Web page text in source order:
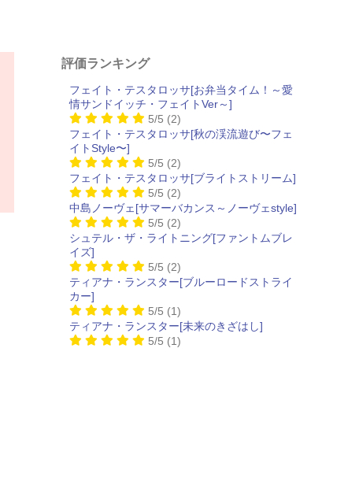
評価ランキング
フェイト・テスタロッサ[お弁当タイム！～愛
情サンドイッチ・フェイトVer～]
5/5 (2)
フェイト・テスタロッサ[秋の渓流遊び〜フェ
イトStyle〜]
5/5 (2)
フェイト・テスタロッサ[ブライトストリーム]
5/5 (2)
中島ノーヴェ[サマーバカンス～ノーヴェstyle]
5/5 (2)
シュテル・ザ・ライトニング[ファントムブレ
イズ]
5/5 (2)
ティアナ・ランスター[ブルーロードストライ
カー]
5/5 (1)
ティアナ・ランスター[未来のきざはし]
5/5 (1)